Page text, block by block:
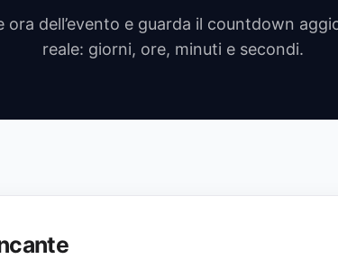
ora dell’evento e guarda il countdown
reale: giorni, ore, minuti e secondi.